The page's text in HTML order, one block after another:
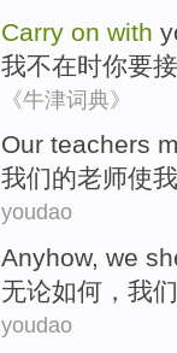
Carry on with
我不在时你要
《牛津词典》
Our teachers
我们的老师使
youdao
Anyhow, we
无论如何 ， 我们
youdao